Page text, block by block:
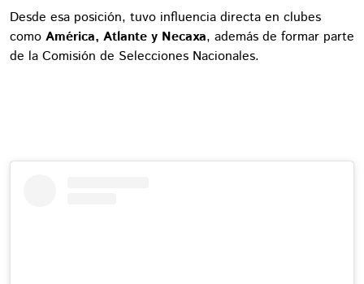
Desde esa posición, tuvo influencia directa en clubes
como América, Atlante y Necaxa, además de formar parte
de la Comisión de Selecciones Nacionales.